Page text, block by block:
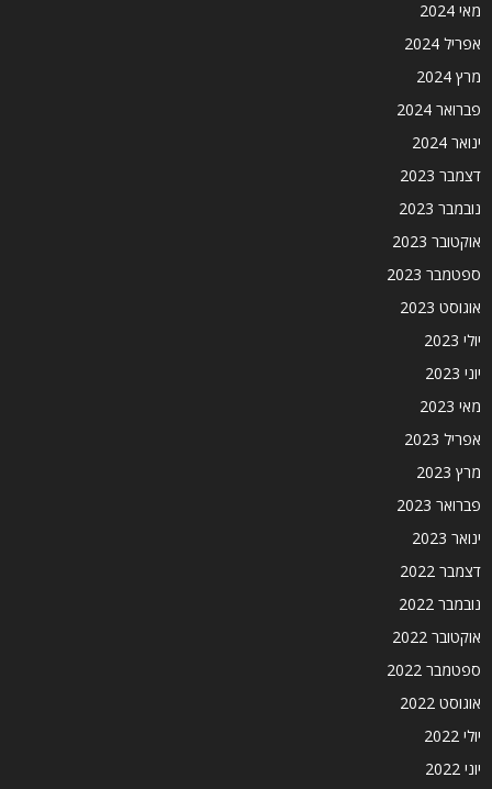
מאי 2024
אפריל 2024
מרץ 2024
פברואר 2024
ינואר 2024
דצמבר 2023
נובמבר 2023
אוקטובר 2023
ספטמבר 2023
אוגוסט 2023
יולי 2023
יוני 2023
מאי 2023
אפריל 2023
מרץ 2023
פברואר 2023
ינואר 2023
דצמבר 2022
נובמבר 2022
אוקטובר 2022
ספטמבר 2022
אוגוסט 2022
יולי 2022
יוני 2022